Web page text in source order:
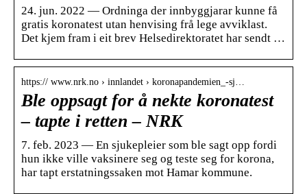
24. jun. 2022 — Ordninga der innbyggjarar kunne få
gratis koronatest utan henvising frå lege avviklast.
Det kjem fram i eit brev Helsedirektoratet har sendt …
https:// www.nrk.no › innlandet › koronapandemien_-sj…
Ble oppsagt for å nekte koronatest
– tapte i retten – NRK
7. feb. 2023 — En sjukepleier som ble sagt opp fordi
hun ikke ville vaksinere seg og teste seg for korona,
har tapt erstatningssaken mot Hamar kommune.